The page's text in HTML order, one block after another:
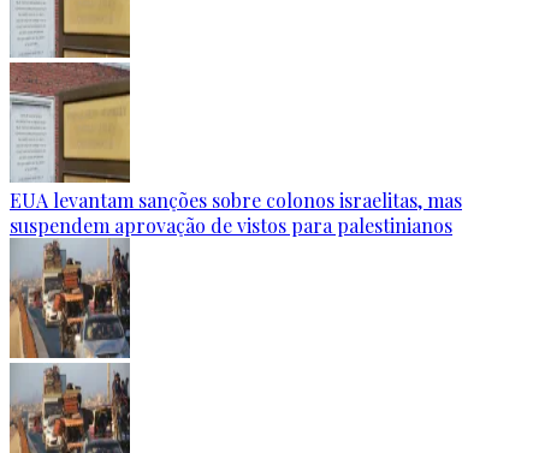
EUA levantam sanções sobre colonos israelitas, mas
suspendem aprovação de vistos para palestinianos